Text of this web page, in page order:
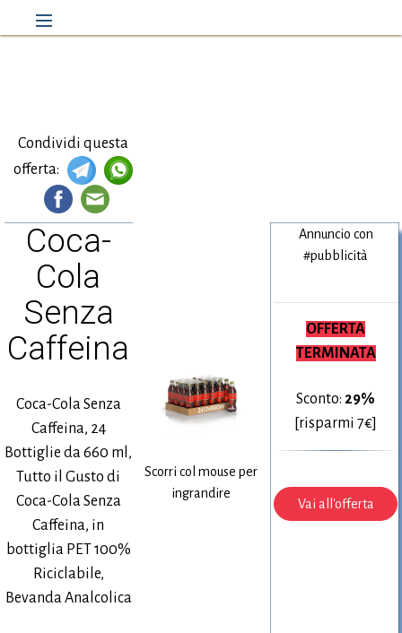
Condividi questa
offerta:
Coca-
Cola
Senza
Caffeina
Coca-Cola Senza
Caffeina, 24
Bottiglie da 660 ml,
Tutto il Gusto di
Coca-Cola Senza
Caffeina, in
bottiglia PET 100%
Riciclabile,
Bevanda Analcolica
Scorri col mouse per
ingrandire
Annuncio con
#pubblicità
OFFERTA
TERMINATA
Sconto: 29%
[risparmi 7€]
Vai all'offerta